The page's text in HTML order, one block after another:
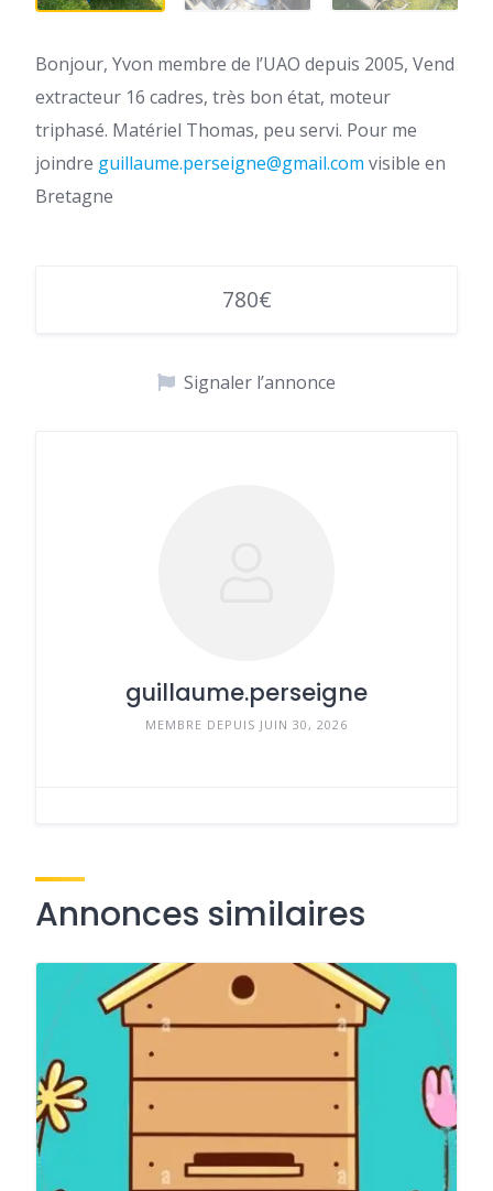
Bonjour, Yvon membre de l’UAO depuis 2005, Vend
extracteur 16 cadres, très bon état, moteur
triphasé. Matériel Thomas, peu servi. Pour me
joindre guillaume.perseigne@gmail.com visible en
Bretagne
780€
Signaler l’annonce
guillaume.perseigne
MEMBRE DEPUIS JUIN 30, 2026
Annonces similaires